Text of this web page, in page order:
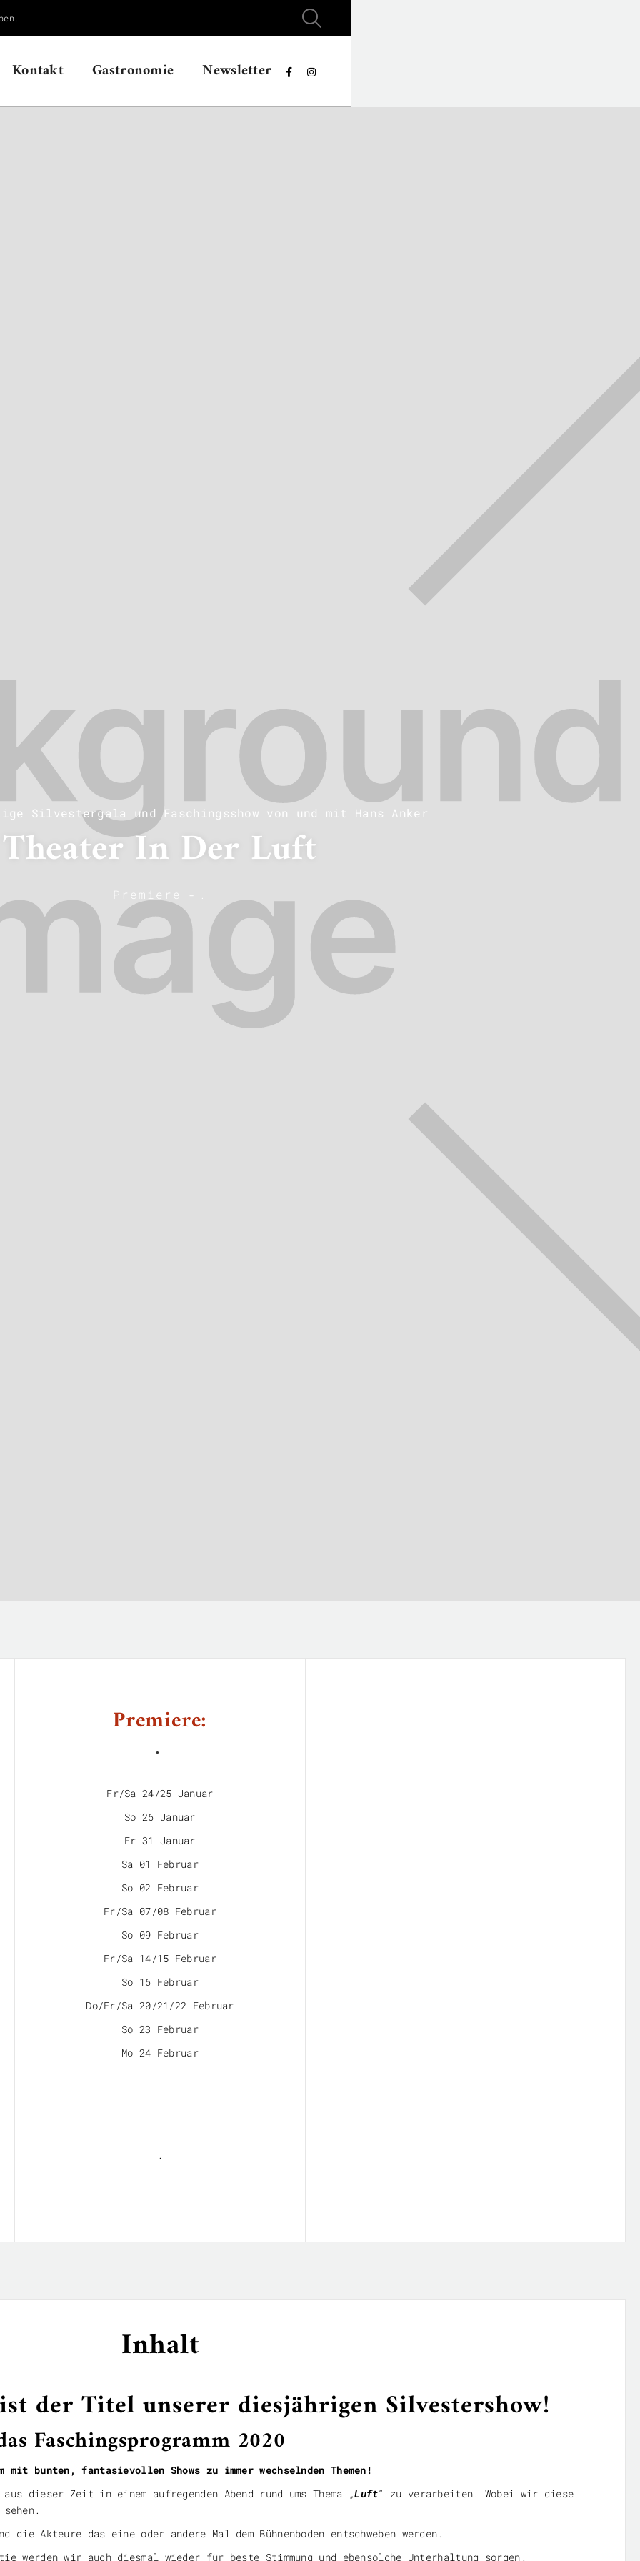
Kontakt Gastronomie Newsletter  
Silvestergala und Faschingsshow von und mit Hans Anker
Theater In Der Luft
Premiere -
Premiere:
.
Fr/Sa 24/25 Januar
So 26 Januar
Fr 31 Januar
Sa 01 Februar
So 02 Februar
Fr/Sa 07/08 Februar
So 09 Februar
Fr/Sa 14/15 Februar
So 16 Februar
Do/Fr/Sa 20/21/22 Februar
So 23 Februar
Mo 24 Februar
.
Inhalt
der Titel unserer diesjährigen Silvestershow!
Faschingsprogramm 2020
bunten, fantasievollen Shows zu immer wechselnden Themen!
dieser Zeit in einem aufregenden Abend rund ums Thema „Luft“ zu verarbeiten. Wobei wir diese
Akteure das eine oder andere Mal dem Bühnenboden entschweben werden.
werden wir auch diesmal wieder für beste Stimmung und ebensolche Unterhaltung sorgen.